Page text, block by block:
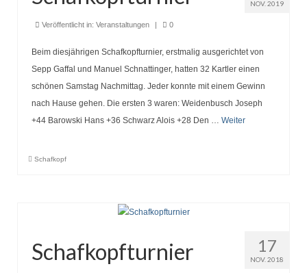
Brotbacken
Kulturfahrten
Bilder und Berichte
Unser Verein
NOV. 2019
Veröffentlicht in: Veranstaltungen 0
Beim diesjährigen Schafkopfturnier, erstmalig ausgerichtet von
Sepp Gaffal und Manuel Schnattinger, hatten 32 Kartler einen
schönen Samstag Nachmittag. Jeder konnte mit einem Gewinn
nach Hause gehen. Die ersten 3 waren: Weidenbusch Joseph
+44 Barowski Hans +36 Schwarz Alois +28 Den … Weiter
Schafkopf
17
NOV. 2018
Schafkopfturnier